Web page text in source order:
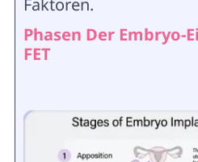
Phasen Der Embryo-
FET